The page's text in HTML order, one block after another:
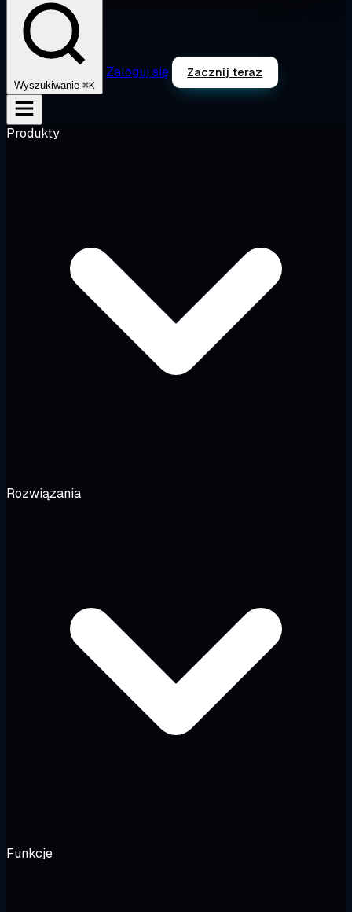
Wyszukiwanie ⌘K
Zaloguj się Zacznij teraz
Produkty
Rozwiązania
Funkcje